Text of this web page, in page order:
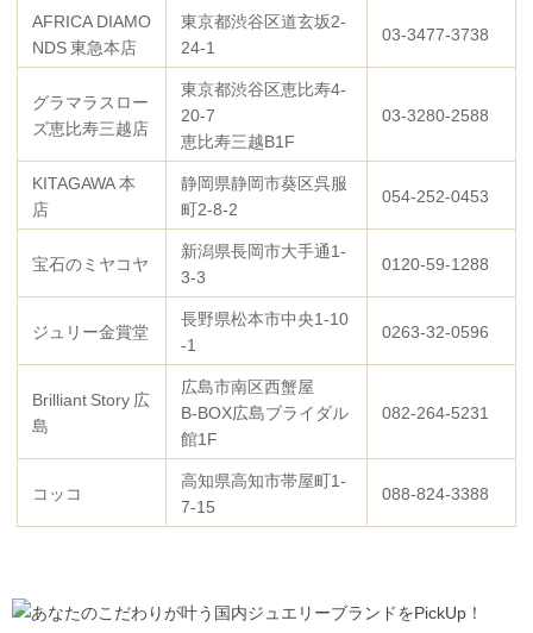
AFRICA DIAMO
NDS 東急本店
東京都渋谷区道玄坂2-
24-1
03-3477-3738
グラマラスロー
ズ恵比寿三越店
東京都渋谷区恵比寿4-
20-7
恵比寿三越B1F
03-3280-2588
KITAGAWA 本
店
静岡県静岡市葵区呉服
町2-8-2
054-252-0453
宝石のミヤコヤ
新潟県長岡市大手通1-
3-3
0120-59-1288
ジュリー金賞堂
長野県松本市中央1-10
-1
0263-32-0596
Brilliant Story 広
島
広島市南区西蟹屋
B-BOX広島ブライダル
館1F
082-264-5231
コッコ
高知県高知市帯屋町1-
7-15
088-824-3388